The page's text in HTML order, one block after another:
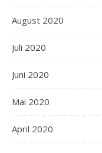
August 2020
Juli 2020
Juni 2020
Mai 2020
April 2020